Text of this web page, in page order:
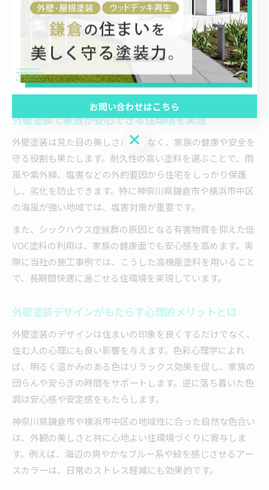
例えば、上品で落ち着いた色調の組み合わせや、モダンなア
クセントカラーを取り入れたデザインは、幅広い層から好ま
れやすく、購入検討者の印象を良くします。このため、デザ
イン選びには将来的な資産価値を視野に入れた戦略が必要で
す。
外壁塗装で家族が安心できる住環境を実現
外壁塗装は見た目の美しさだけでなく、家族の健康や安全を
守る役割も果たします。耐久性の高い塗料を選ぶことで、雨
風や紫外線、塩害などの外的要因から住宅をしっかり保護
し、劣化を防止できます。特に神奈川県鎌倉市や横浜市中区
の海風が強い地域では、塩害対策が重要です。
また、シックハウス症候群の原因となる有害物質を抑えた低
VOC塗料の利用は、家族の健康面でも安心感を高めます。実
際に当社の施工事例では、こうした高機能塗料を用いること
で、長期間快適に過ごせる住環境を実現しています。
外壁塗装デザインがもたらす心理的メリットとは
外壁塗装のデザインは住まいの印象を良くするだけでなく、
住む人の心理にも良い影響を与えます。色彩心理学によれ
ば、明るく温かみのある色はリラックス効果を促し、家族の
団らんや安らぎの時間をサポートします。逆に落ち着いた色
調は安心感や安定感をもたらします。
神奈川県鎌倉市や横浜市中区の地域性に合った自然な色合い
は、外観の美しさと共に心地よい住環境づくりに寄与しま
す。例えば、海辺の爽やかなブルー系や緑を感じさせるアー
スカラーは、日常のストレス軽減にも効果的です。
お問い合わせはこちら
お問い合わせはこちら